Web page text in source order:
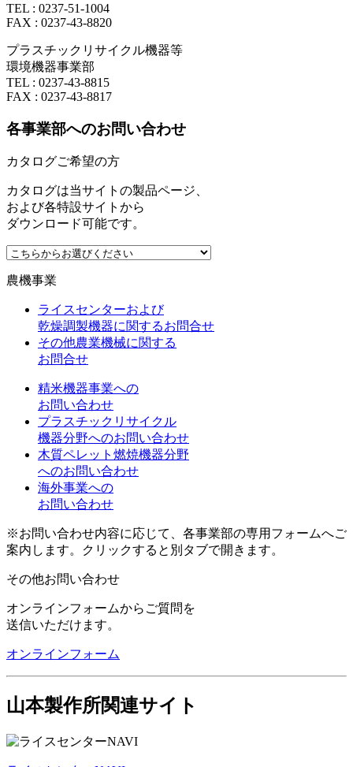
TEL : 0237-51-1004
FAX : 0237-43-8820
プラスチックリサイクル機器等
環境機器事業部
TEL : 0237-43-8815
FAX : 0237-43-8817
各事業部へのお問い合わせ
カタログご希望の方
カタログは当サイトの製品ページ、
および各特設サイトから
ダウンロード可能です。
農機事業
ライスセンターおよび
乾燥調製機器に関するお問合せ
その他農業機械に関する
お問合せ
精米機器事業への
お問い合わせ
プラスチックリサイクル
機器分野へのお問い合わせ
木質ペレット燃焼機器分野
へのお問い合わせ
海外事業への
お問い合わせ
※お問い合わせ内容に応じて、各事業部の専用フォームへご
案内します。クリックすると別タブで開きます。
その他お問い合わせ
オンラインフォームからご質問を
送信いただけます。
オンラインフォーム
山本製作所関連サイト